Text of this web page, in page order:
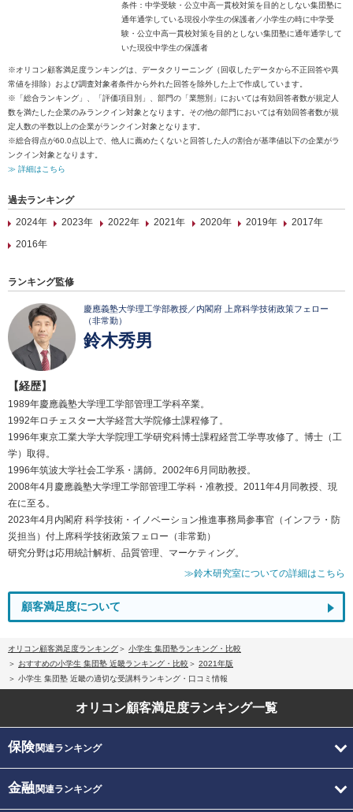
条件：中学受験・公立中高一貫校対策を目的としない集団塾に
通年通学している現役小学生の保護者／小学生の時に中学受
験・公立中高一貫校対策を目的としない集団塾に通年通学して
いた現役中学生の保護者
※オリコン顧客満足度ランキングは、データクリーニング（回収したデータから不正回答や異
常値を排除）および調査対象者条件から外れた回答を除外した上で作成しています。
※「総合ランキング」、「評価項目別」、部門の「業態別」においては有効回答者数が規定人
数を満たした企業のみランクイン対象となります。その他の部門においては有効回答者数が規
定人数の半数以上の企業がランクイン対象となります。
※総合得点が60.0点以上で、他人に薦めたくないと回答した人の割合が基準値以下の企業がラ
ンクイン対象となります。
≫ 詳細はこちら
過去ランキング
2024年
2023年 2022年 2021年 2020年 2019年
2017年
2016年
ランキング監修
慶應義塾大学理工学部教授／内閣府 上席科学技術政策フェロー
（非常勤）
鈴木秀男
【経歴】
1989年慶應義塾大学理工学部管理工学科卒業。
1992年ロチェスター大学経営大学院修士課程修了。
1996年東京工業大学大学院理工学研究科博士課程経営工学専攻修了。博士（工
学）取得。
1996年筑波大学社会工学系・講師。2002年6月同助教授。
2008年4月慶應義塾大学理工学部管理工学科・准教授。2011年4月同教授、現
在に至る。
2023年4月内閣府 科学技術・イノベーション推進事務局参事官（インフラ・防
災担当）付上席科学技術政策フェロー（非常勤）
研究分野は応用統計解析、品質管理、マーケティング。
≫鈴木研究室についての詳細はこちら
顧客満足度について
オリコン顧客満足度ランキング
小学生 集団塾ランキング・比較
おすすめの小学生 集団塾 近畿ランキング・比較
2021年版
小学生 集団塾 近畿の適切な受講料ランキング・口コミ情報
オリコン顧客満足度ランキング一覧
保険関連ランキング
金融関連ランキング